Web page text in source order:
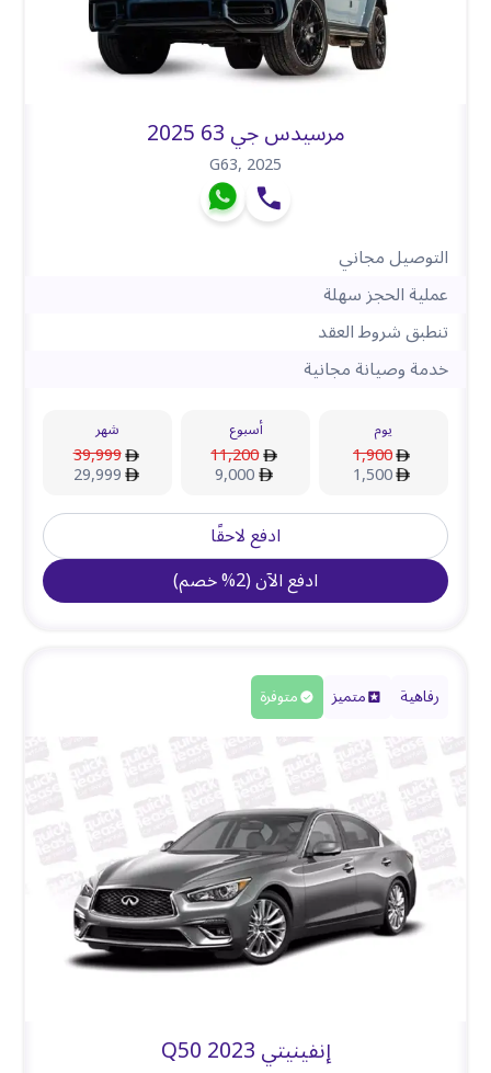
مرسيدس جي 63 2025
G63,2025
التوصيل مجاني
عملية الحجز سهلة
تنطبق شروط العقد
خدمة وصيانة مجانية
يوم
1,900
1,500
أسبوع
11,200
9,000
شهر
39,999
29,999
ادفع لاحقًا
ادفع الآن(
2
%خصم)
رفاهية متميز متوفرة
إنفينيتي Q50 2023